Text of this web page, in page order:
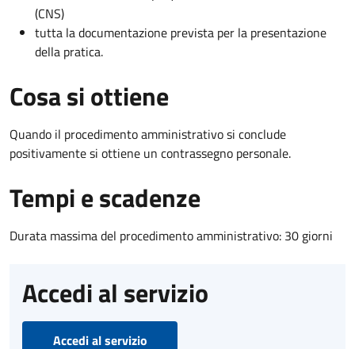
(CNS)
tutta la documentazione prevista per la presentazione
della pratica.
Cosa si ottiene
Quando il procedimento amministrativo si conclude
positivamente si ottiene un contrassegno personale.
Tempi e scadenze
Durata massima del procedimento amministrativo: 30 giorni
Accedi al servizio
Accedi al servizio